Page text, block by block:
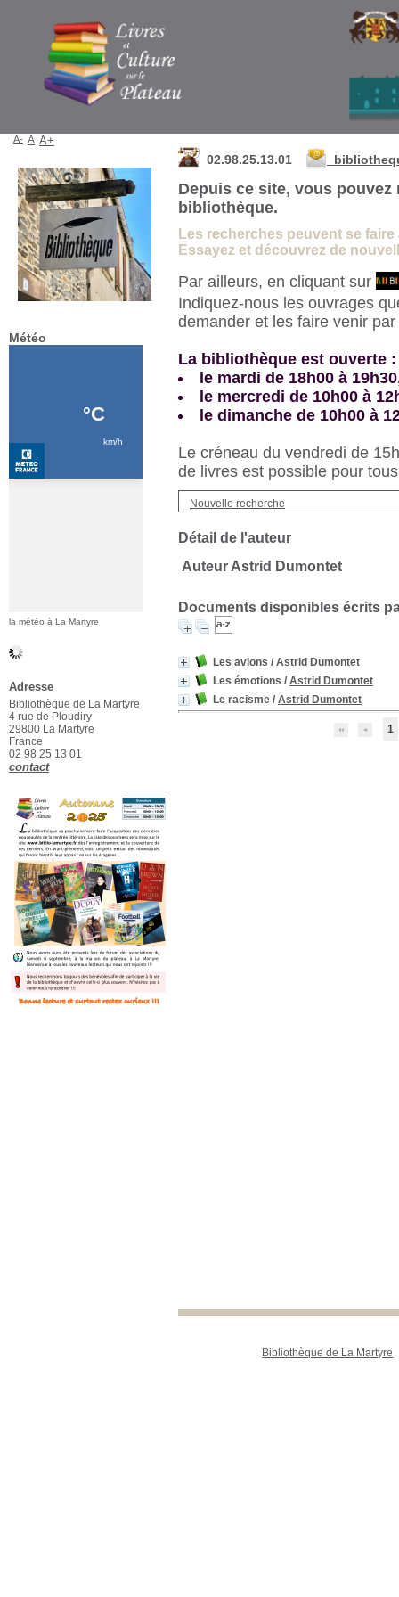
Les recherches peuvent se
Essayez et découvrez de
Par ailleurs, en cliquant sur
Indiquez-nous les ouvrages
demander et les faire venir
La bibliothèque est ouverte :
le mardi de 18h00 à
le mercredi de 10h00 à
le dimanche de 10h00 à
Le créneau du vendredi de
de livres est possible pour
Nouvelle recherche
Détail de l'auteur
Auteur Astrid Dumontet
Documents disponibles écrits
Les avions / Astrid Dumontet
Les émotions / Astrid Dumontet
Le racisme / Astrid Dumontet
1
Bibliothèque de La Martyre
02.98.25.13.01
Depuis ce site, vous
bibliothèque.
A- A A+
Météo
la météo à La Martyre
Adresse
Bibliothèque de La Martyre
4 rue de Ploudiry
29800 La Martyre
France
02 98 25 13 01
contact